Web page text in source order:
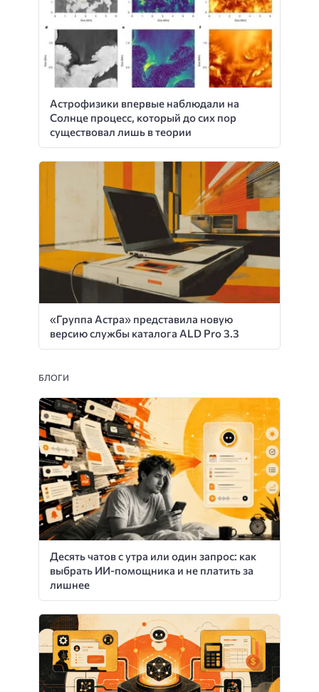
Астрофизики впервые наблюдали на
Солнце процесс, который до сих пор
существовал лишь в теории
«Группа Астра» представила новую
версию службы каталога ALD Pro 3.3
БЛОГИ
Десять чатов с утра или один запрос: как
выбрать ИИ-помощника и не платить за
лишнее